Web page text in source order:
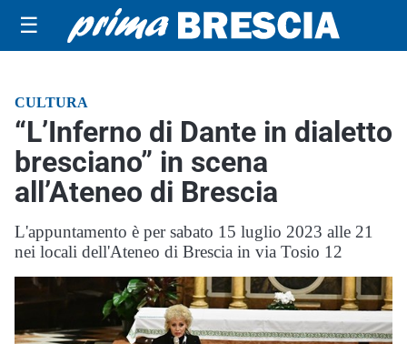
☰
CULTURA
“L’Inferno di Dante in dialetto
bresciano” in scena
all’Ateneo di Brescia
L'appuntamento è per sabato 15 luglio 2023 alle 21
nei locali dell'Ateneo di Brescia in via Tosio 12